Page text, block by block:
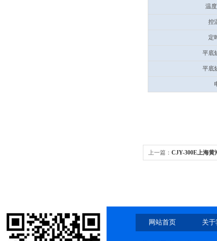
温
控
定
平底
平底
上一篇： CJY-300E上海黄
网站首页 关